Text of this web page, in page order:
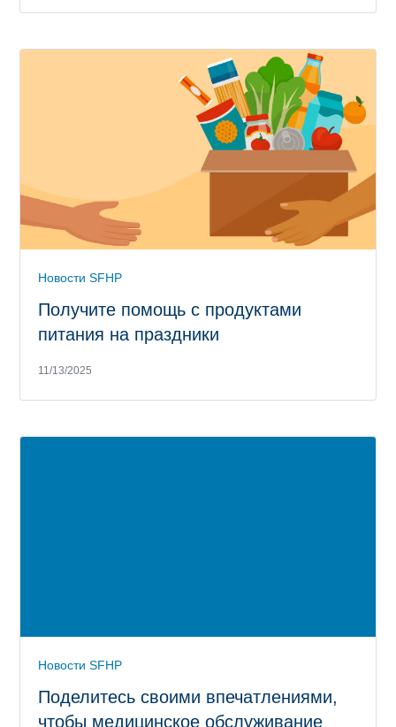
Новости SFHP
Получите помощь с продуктами
питания на праздники
11/13/2025
Новости SFHP
Поделитесь своими впечатлениями,
чтобы медицинское обслуживание